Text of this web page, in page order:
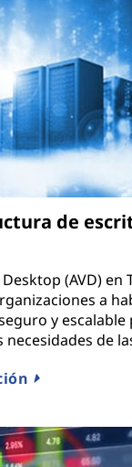
de
(AVD) en
a
y escalable
necesidades de